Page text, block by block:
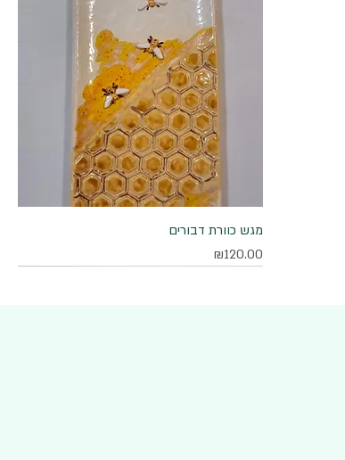
תצוגה מהירהמגש כוורת דבורים
מחיר
₪120.00